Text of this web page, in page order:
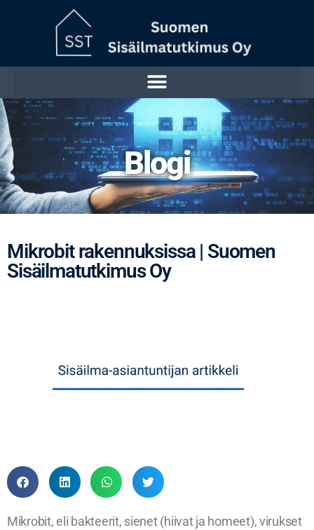
Blogi
Mikrobit rakennuksissa | Suomen
Sisäilmatutkimus Oy
Mikrobit, eli bakteerit, sienet (hiivat ja homeet), virukset